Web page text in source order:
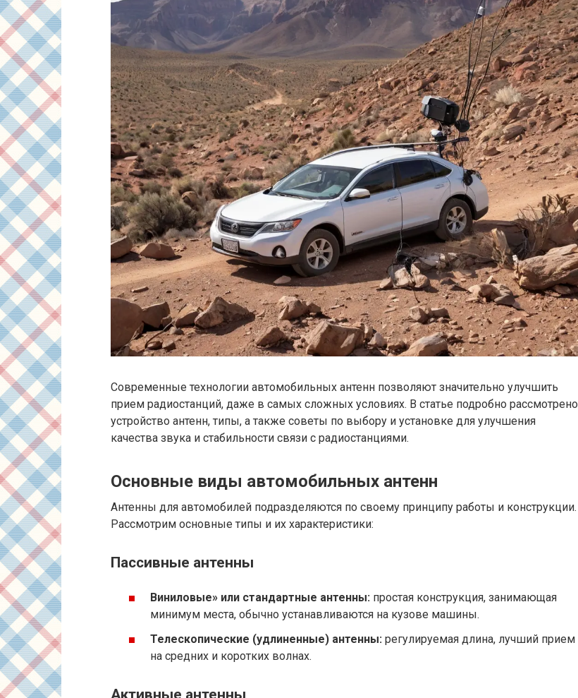
Современные технологии автомобильных антенн позволяют значительно улучшить
прием радиостанций, даже в самых сложных условиях. В статье подробно рассмотрено
устройство антенн, типы, а также советы по выбору и установке для улучшения
качества звука и стабильности связи с радиостанциями.
Основные виды автомобильных антенн
Антенны для автомобилей подразделяются по своему принципу работы и конструкции.
Рассмотрим основные типы и их характеристики:
Пассивные антенны
Виниловые» или стандартные антенны: простая конструкция, занимающая
минимум места, обычно устанавливаются на кузове машины.
Телескопические (удлиненные) антенны: регулируемая длина, лучший прием
на средних и коротких волнах.